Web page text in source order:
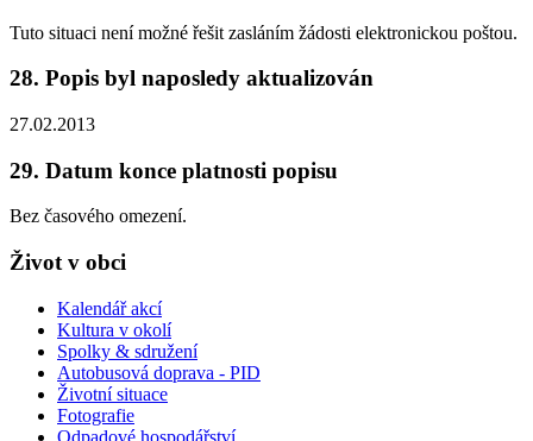
Tuto situaci není možné řešit zasláním žádosti elektronickou poštou.
28. Popis byl naposledy aktualizován
27.02.2013
29. Datum konce platnosti popisu
Bez časového omezení.
Život v obci
Kalendář akcí
Kultura v okolí
Spolky & sdružení
Autobusová doprava - PID
Životní situace
Fotografie
Odpadové hospodářství